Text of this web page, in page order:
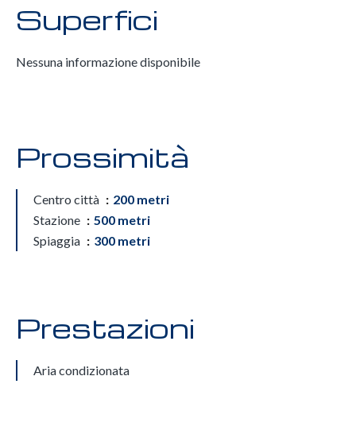
Superfici
Nessuna informazione disponibile
Prossimità
Centro città
200 metri
Stazione
500 metri
Spiaggia
300 metri
Prestazioni
Aria condizionata